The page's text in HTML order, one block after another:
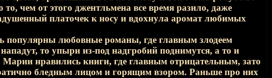
чем от этого джентльмена все время разило, даже
платочек к носу и вдохнула аромат любимых
популярны любовные романы, где главным злодеем
то упыри из-под надгробий поднимутся, а то и
нравились книги, где главным отрицательным, зато
бледным лицом и горящим взором. Раньше про них